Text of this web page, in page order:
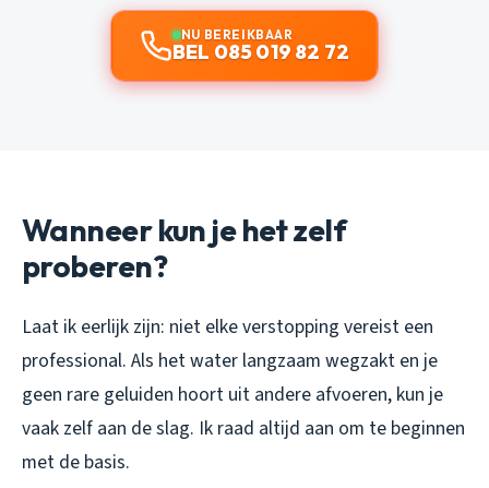
NU BEREIKBAAR
BEL 085 019 82 72
Wanneer kun je het zelf
proberen?
Laat ik eerlijk zijn: niet elke verstopping vereist een
professional. Als het water langzaam wegzakt en je
geen rare geluiden hoort uit andere afvoeren, kun je
vaak zelf aan de slag. Ik raad altijd aan om te beginnen
met de basis.